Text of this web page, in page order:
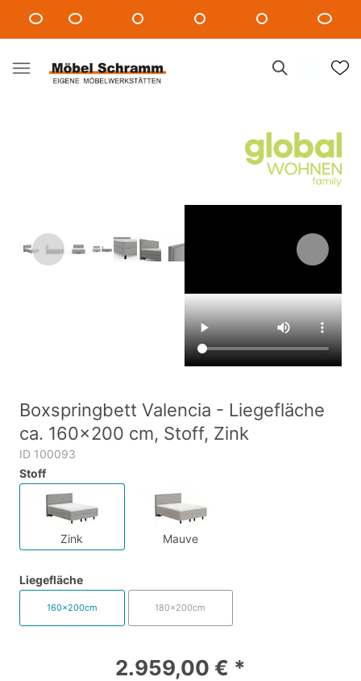
Boxspringbett Valencia - Liegefläche
ca. 160x200 cm, Stoff, Zink
ID 100093
Stoff
Zink Mauve
Liegefläche
160x200cm 180x200cm
2.959,00 € *